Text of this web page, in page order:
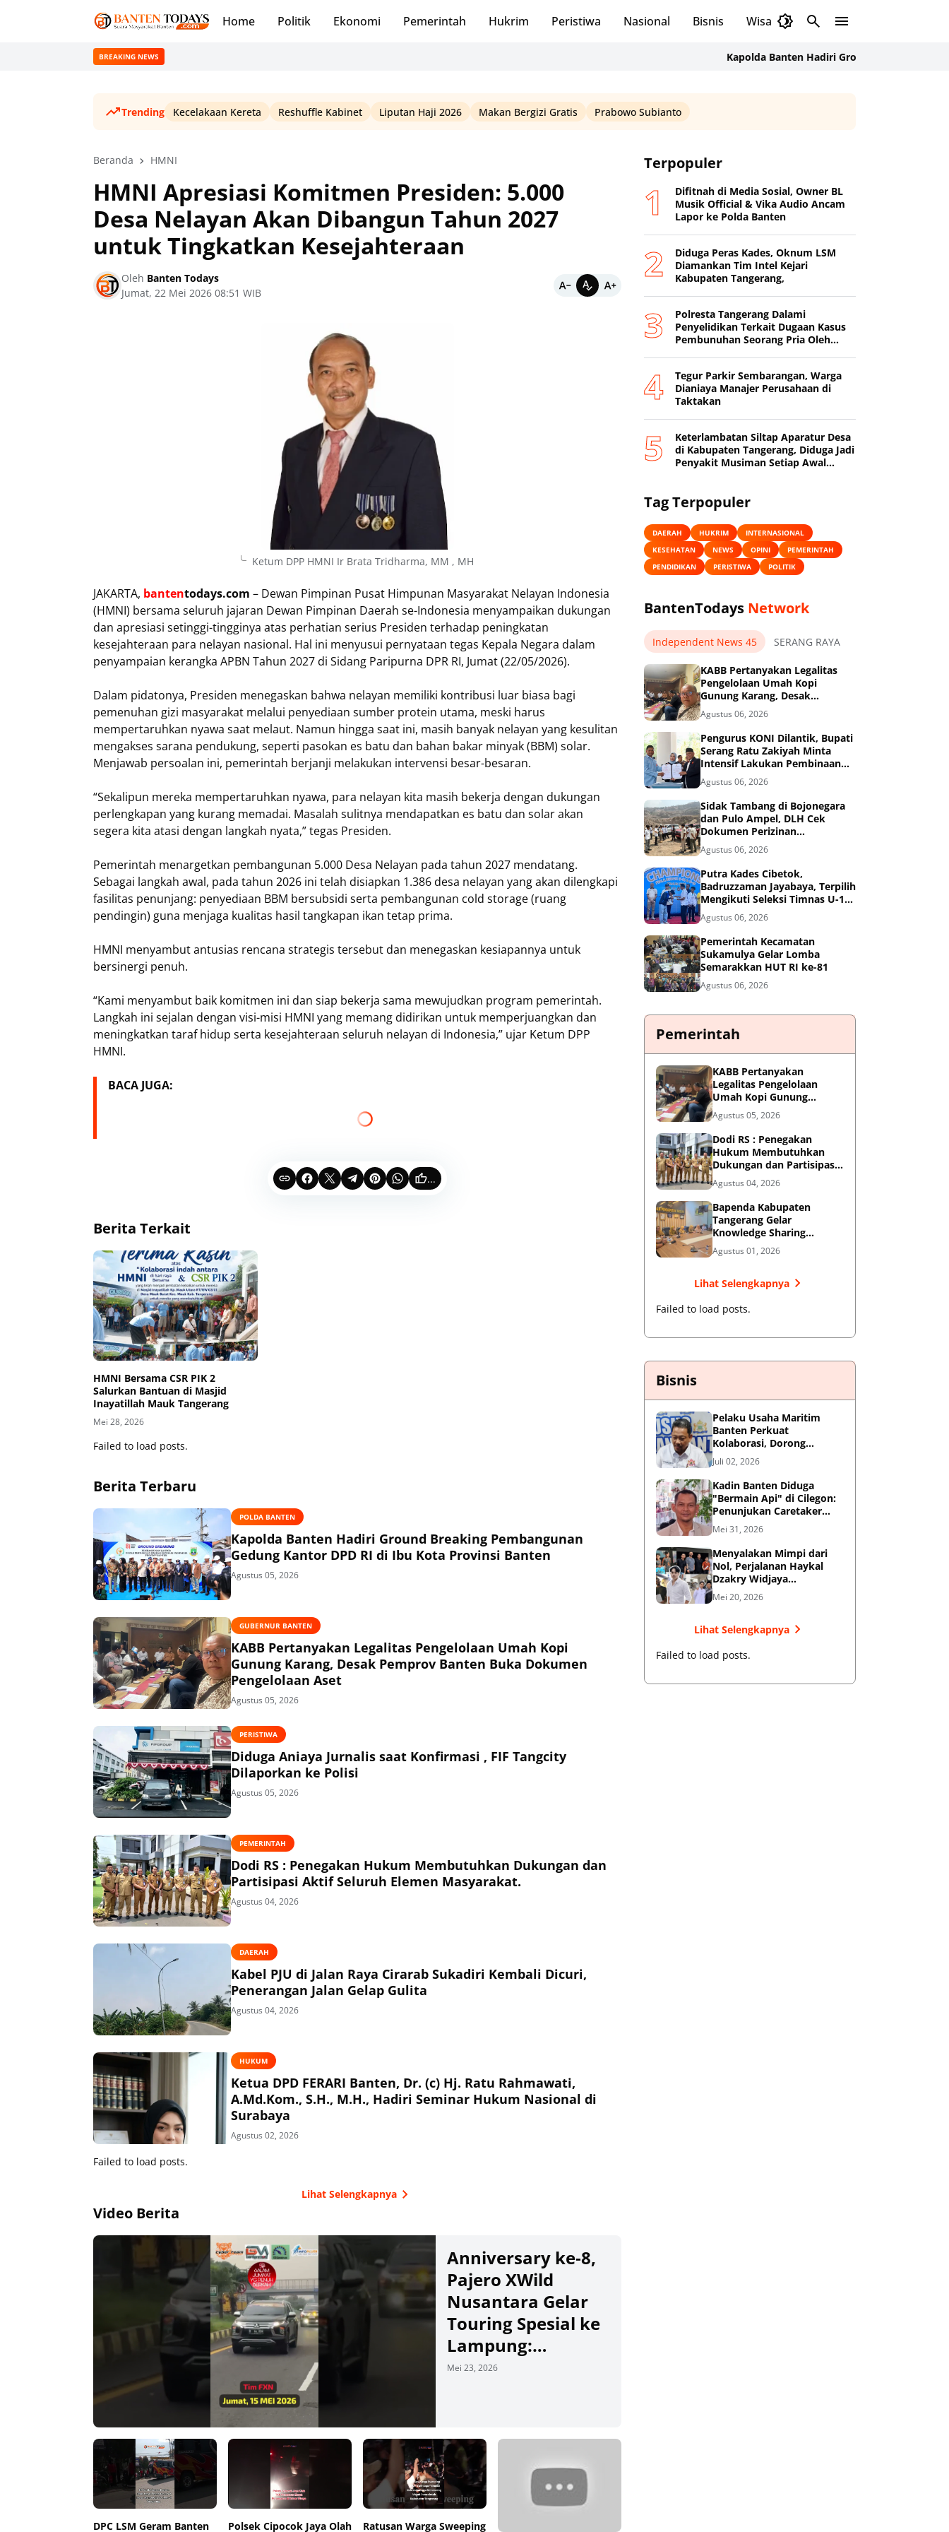
Home Politik Ekonomi Pemerintah Hukrim Peristiwa Nasional Bisnis Wisata Budaya
BREAKING NEWS Kapolda Banten Hadiri Ground Breaking
Trending Kecelakaan Kereta Reshuffle Kabinet Liputan Haji 2026 Makan Bergizi Gratis Prabowo Subianto
Beranda HMNI
HMNI Apresiasi Komitmen Presiden: 5.000
Desa Nelayan Akan Dibangun Tahun 2027
untuk Tingkatkan Kesejahteraan
Oleh Banten Todays
Jumat, 22 Mei 2026 08:51 WIB
Ketum DPP HMNI Ir Brata Tridharma, MM , MH
JAKARTA, bantentodays.com – Dewan Pimpinan Pusat Himpunan Masyarakat Nelayan Indonesia
(HMNI) bersama seluruh jajaran Dewan Pimpinan Daerah se-Indonesia menyampaikan dukungan
dan apresiasi setinggi-tingginya atas perhatian serius Presiden terhadap peningkatan
kesejahteraan para nelayan nasional. Hal ini menyusui pernyataan tegas Kepala Negara dalam
penyampaian kerangka APBN Tahun 2027 di Sidang Paripurna DPR RI, Jumat (22/05/2026).
Dalam pidatonya, Presiden menegaskan bahwa nelayan memiliki kontribusi luar biasa bagi
pemenuhan gizi masyarakat melalui penyediaan sumber protein utama, meski harus
mempertaruhkan nyawa saat melaut. Namun hingga saat ini, masih banyak nelayan yang kesulitan
mengakses sarana pendukung, seperti pasokan es batu dan bahan bakar minyak (BBM) solar.
Menjawab persoalan ini, pemerintah berjanji melakukan intervensi besar-besaran.
“Sekalipun mereka mempertaruhkan nyawa, para nelayan kita masih bekerja dengan dukungan
perlengkapan yang kurang memadai. Masalah sulitnya mendapatkan es batu dan solar akan
segera kita atasi dengan langkah nyata,” tegas Presiden.
Pemerintah menargetkan pembangunan 5.000 Desa Nelayan pada tahun 2027 mendatang.
Sebagai langkah awal, pada tahun 2026 ini telah disiapkan 1.386 desa nelayan yang akan dilengkapi
fasilitas penunjang: penyediaan BBM bersubsidi serta pembangunan cold storage (ruang
pendingin) guna menjaga kualitas hasil tangkapan ikan tetap prima.
HMNI menyambut antusias rencana strategis tersebut dan menegaskan kesiapannya untuk
bersinergi penuh.
“Kami menyambut baik komitmen ini dan siap bekerja sama mewujudkan program pemerintah.
Langkah ini sejalan dengan visi-misi HMNI yang memang didirikan untuk memperjuangkan dan
meningkatkan taraf hidup serta kesejahteraan seluruh nelayan di Indonesia,” ujar Ketum DPP
HMNI.
BACA JUGA:
...
Berita Terkait
HMNI Bersama CSR PIK 2
Salurkan Bantuan di Masjid
Inayatillah Mauk Tangerang
Mei 28, 2026
Failed to load posts.
Berita Terbaru
POLDA BANTEN
Kapolda Banten Hadiri Ground Breaking Pembangunan
Gedung Kantor DPD RI di Ibu Kota Provinsi Banten
Agustus 05, 2026
GUBERNUR BANTEN
KABB Pertanyakan Legalitas Pengelolaan Umah Kopi
Gunung Karang, Desak Pemprov Banten Buka Dokumen
Pengelolaan Aset
Agustus 05, 2026
PERISTIWA
Diduga Aniaya Jurnalis saat Konfirmasi , FIF Tangcity
Dilaporkan ke Polisi
Agustus 05, 2026
PEMERINTAH
Dodi RS : Penegakan Hukum Membutuhkan Dukungan dan
Partisipasi Aktif Seluruh Elemen Masyarakat.
Agustus 04, 2026
DAERAH
Kabel PJU di Jalan Raya Cirarab Sukadiri Kembali Dicuri,
Penerangan Jalan Gelap Gulita
Agustus 04, 2026
HUKUM
Ketua DPD FERARI Banten, Dr. (c) Hj. Ratu Rahmawati,
A.Md.Kom., S.H., M.H., Hadiri Seminar Hukum Nasional di
Surabaya
Agustus 02, 2026
Failed to load posts.
Lihat Selengkapnya
Video Berita
Anniversary ke‑8,
Pajero XWild
Nusantara Gelar
Touring Spesial ke
Lampung:
Eksplorasi Wisata
Mei 23, 2026
DPC LSM Geram Banten
00:00
Polsek Cipocok Jaya Olah
00:00
Ratusan Warga Sweeping
Terpopuler
Difitnah di Media Sosial, Owner BL
Musik Official & Vika Audio Ancam
Lapor ke Polda Banten
Diduga Peras Kades, Oknum LSM
Diamankan Tim Intel Kejari
Kabupaten Tangerang,
Polresta Tangerang Dalami
Penyelidikan Terkait Dugaan Kasus
Pembunuhan Seorang Pria Oleh
Tegur Parkir Sembarangan, Warga
Dianiaya Manajer Perusahaan di
Taktakan
Keterlambatan Siltap Aparatur Desa
di Kabupaten Tangerang, Diduga Jadi
Penyakit Musiman Setiap Awal
Tag Terpopuler
DAERAH HUKRIM
INTERNASIONAL
KESEHATAN
NEWS OPINI
PEMERINTAH
PENDIDIKAN
PERISTIWA POLITIK
BantenTodays Network
Independent News 45 SERANG RAYA
KABB Pertanyakan Legalitas
Pengelolaan Umah Kopi
Gunung Karang, Desak
Pemprov Banten Buka
Dokumen Pengelolaan Aset
Agustus 06, 2026
Pengurus KONI Dilantik, Bupati
Serang Ratu Zakiyah Minta
Intensif Lakukan Pembinaan
Cabor
Agustus 06, 2026
Sidak Tambang di Bojonegara
dan Pulo Ampel, DLH Cek
Dokumen Perizinan
Perusahaan
Agustus 06, 2026
Putra Kades Cibetok,
Badruzzaman Jayabaya, Terpilih
Mengikuti Seleksi Timnas U-16
PSSI, di Kalimantan
Agustus 06, 2026
Pemerintah Kecamatan
Sukamulya Gelar Lomba
Semarakkan HUT RI ke-81
Agustus 06, 2026
Pemerintah
KABB Pertanyakan
Legalitas Pengelolaan
Umah Kopi Gunung
Karang, Desak Pemprov
Banten Buka Dokumen
Pengelolaan Aset
Agustus 05, 2026
Dodi RS : Penegakan
Hukum Membutuhkan
Dukungan dan Partisipasi
Aktif Seluruh Elemen
Masyarakat.
Agustus 04, 2026
Bapenda Kabupaten
Tangerang Gelar
Knowledge Sharing
"Belajar Dasar AI" dalam
KATALIS P2DD X DIGDAYA
Agustus 01, 2026
Lihat Selengkapnya
Failed to load posts.
Bisnis
Pelaku Usaha Maritim
Banten Perkuat
Kolaborasi, Dorong
Kemajuan Sektor
Pelabuhan
Juli 02, 2026
Kadin Banten Diduga
"Bermain Api" di Cilegon:
Penunjukan Caretaker
Dipertanyakan, Berpotensi
Konflik Kepentingan
Mei 31, 2026
Menyalakan Mimpi dari
Nol, Perjalanan Haykal
Dzakry Widjaya
Membangun Bisnis dan
Menebar Manfaat
Mei 20, 2026
Lihat Selengkapnya
Failed to load posts.